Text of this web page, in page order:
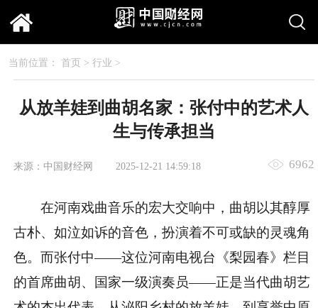
当前位置： 首页 > 行业 >
从放羊娃到曲胡名家：张付中的艺术人
生与传承担当
来源：中国财经网 2025-12-21 14:59:18 6962
在河南戏曲音乐的宏大交响中，曲胡以其醇厚
古朴、如泣如诉的音色，扮演着不可或缺的灵魂角
色。而张付中——这位河南电视台《梨园春》栏目
的首席曲胡、国家一级演奏员——正是当代曲胡艺